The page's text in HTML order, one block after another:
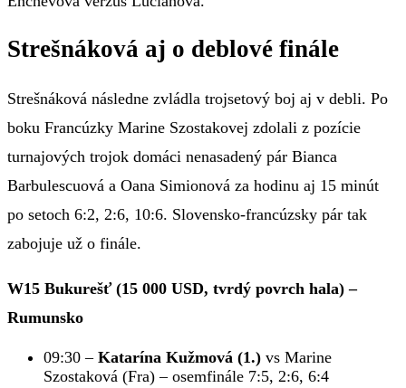
Strešnáková aj o deblové finále
Strešnáková následne zvládla trojsetový boj aj v debli. Po
boku Francúzky Marine Szostakovej zdolali z pozície
turnajových trojok domáci nenasadený pár Bianca
Barbulescuová a Oana Simionová za hodinu aj 15 minút
po setoch 6:2, 2:6, 10:6. Slovensko-francúzsky pár tak
zabojuje už o finále.
W15 Bukurešť (15 000 USD, tvrdý povrch hala) –
Rumunsko
09:30 – Katarína Kužmová (1.) vs Marine
Szostaková (Fra) – osemfinále 7:5, 2:6, 6:4